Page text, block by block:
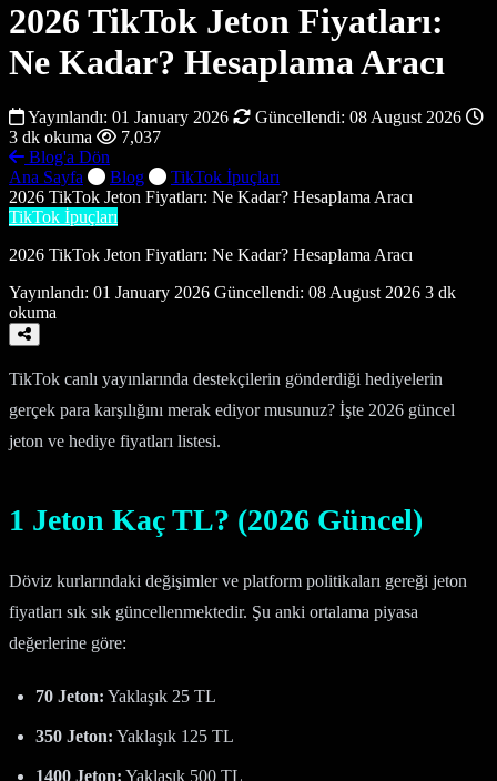
2026 TikTok Jeton Fiyatları:
Ne Kadar? Hesaplama Aracı
Yayınlandı: 01 January 2026 Güncellendi: 08 August 2026
3 dk okuma
7,037
Blog'a Dön
Ana Sayfa
Blog
TikTok İpuçları
2026 TikTok Jeton Fiyatları: Ne Kadar? Hesaplama Aracı
TikTok İpuçları
2026 TikTok Jeton Fiyatları: Ne Kadar? Hesaplama Aracı
Yayınlandı: 01 January 2026 Güncellendi: 08 August 2026 3 dk
okuma
TikTok canlı yayınlarında destekçilerin gönderdiği hediyelerin
gerçek para karşılığını merak ediyor musunuz? İşte 2026 güncel
jeton ve hediye fiyatları listesi.
1 Jeton Kaç TL? (2026 Güncel)
Döviz kurlarındaki değişimler ve platform politikaları gereği jeton
fiyatları sık sık güncellenmektedir. Şu anki ortalama piyasa
değerlerine göre:
70 Jeton: Yaklaşık 25 TL
350 Jeton: Yaklaşık 125 TL
1400 Jeton: Yaklaşık 500 TL